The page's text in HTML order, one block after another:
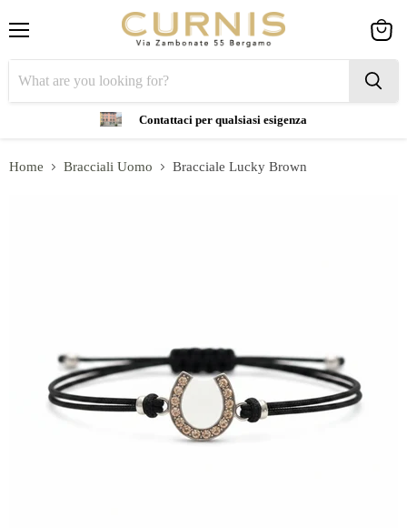
Contattaci per qualsiasi esigenza
cart
Home Bracciali Uomo Bracciale Lucky Brown